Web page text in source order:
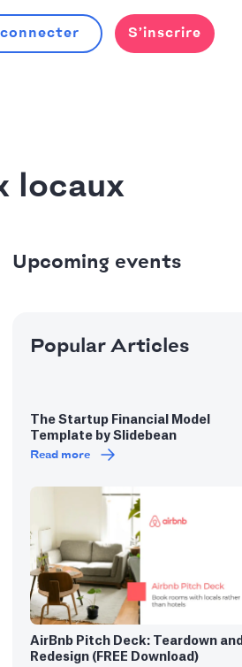
S’inscrire
locaux
Upcoming events
Popular Articles
The Startup Financial Model
Template by Slidebean
Read more
AirBnb Pitch Deck: Teardown and
Redesign (FREE Download)